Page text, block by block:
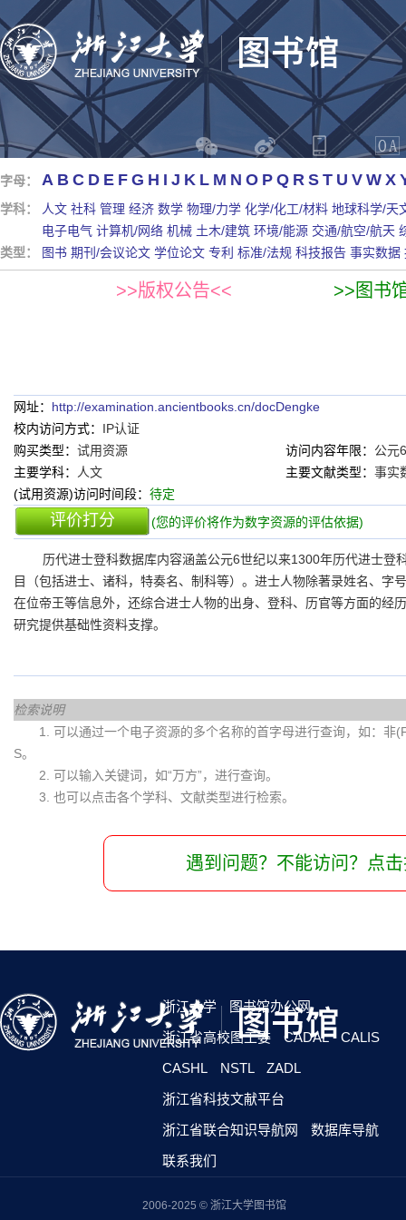
字母： A B C D E F G H I J K L M N O P Q R S T U V W X
学科： 人文 社科 管理 经济 数学 物理/力学 化学/化工/材料 地球科学/天
电子电气 计算机/网络 机械 土木/建筑 环境/能源 交通/航空/航天
类型：
图书 期刊/会议论文 学位论文 专利 标准/法规 科技报告 事实数据
>>版权公告<< >>图书
网址： http://examination.ancientbooks.cn/docDengke
校内访问方式： IP认证
购买类型： 试用资源 访问内容年限： 公元
主要学科：
人文 主要文献类型： 事实
(试用资源)访问时间段： 待定
评价打分 (您的评价将作为数字资源的评估依据)
历代进士登科数据库内容涵盖公元6世纪以来1300年历代进士
目（包括进士、诸科，特奏名、制科等）。进士人物除著录姓名、
在位帝王等信息外，还综合进士人物的出身、登科、历官等方面的经
研究提供基础性资料支撑。
检索说明
1. 可以通过一个电子资源的多个名称的首字母进行查询，如：
S。
2. 可以输入关键词，如“万方”，进行查询。
3. 也可以点击各个学科、文献类型进行检索。
遇到问题？不能访问？点
浙江大学
图书馆办公网
浙江省高校图工委
CADAL
CALIS
CASHL
NSTL
ZADL
浙江省科技文献平台
浙江省联合知识导航网
数据库导航
联系我们
2006-2025 © 浙江大学图书馆